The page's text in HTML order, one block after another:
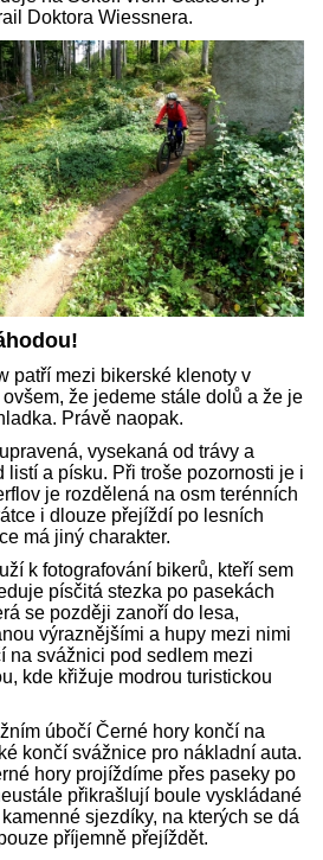
Doktora Wiessnera.
patří mezi bikerské klenoty v
že jedeme stále dolů a že je
Právě naopak.
vysekaná od trávy a
listí a písku. Při troše pozornosti je i
je rozdělená na osm terénních
i dlouze přejíždí po lesních
má jiný charakter.
k fotografování bikerů, kteří sem
písčitá stezka po pasekách
se později zanoří do lesa,
výraznějšími a hupy mezi nimi
na svážnici pod sedlem mezi
kde křižuje modrou turistickou
úbočí Černé hory končí na
končí svážnice pro nákladní auta.
hory projíždíme přes paseky po
přikrašlují boule vyskládané
sjezdíky, na kterých se dá
příjemně přejíždět.